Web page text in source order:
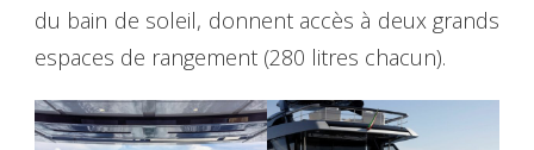
du bain de soleil, donnent accès à deux grands
espaces de rangement (280 litres chacun).